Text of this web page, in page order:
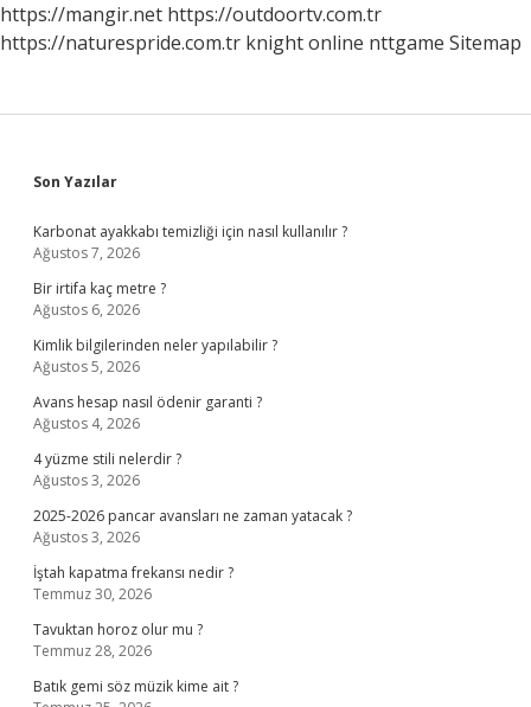
Bitiyor
https://mangir.net https://outdoortv.com.tr
https://naturespride.com.tr knight online nttgame Sitemap
Sidebar
Son Yazılar
Karbonat ayakkabı temizliği için nasıl kullanılır ?
Ağustos 7, 2026
Bir irtifa kaç metre ?
Ağustos 6, 2026
Kimlik bilgilerinden neler yapılabilir ?
Ağustos 5, 2026
Avans hesap nasıl ödenir garanti ?
Ağustos 4, 2026
4 yüzme stili nelerdir ?
Ağustos 3, 2026
2025-2026 pancar avansları ne zaman yatacak ?
Ağustos 3, 2026
İştah kapatma frekansı nedir ?
Temmuz 30, 2026
Tavuktan horoz olur mu ?
Temmuz 28, 2026
Batık gemi söz müzik kime ait ?